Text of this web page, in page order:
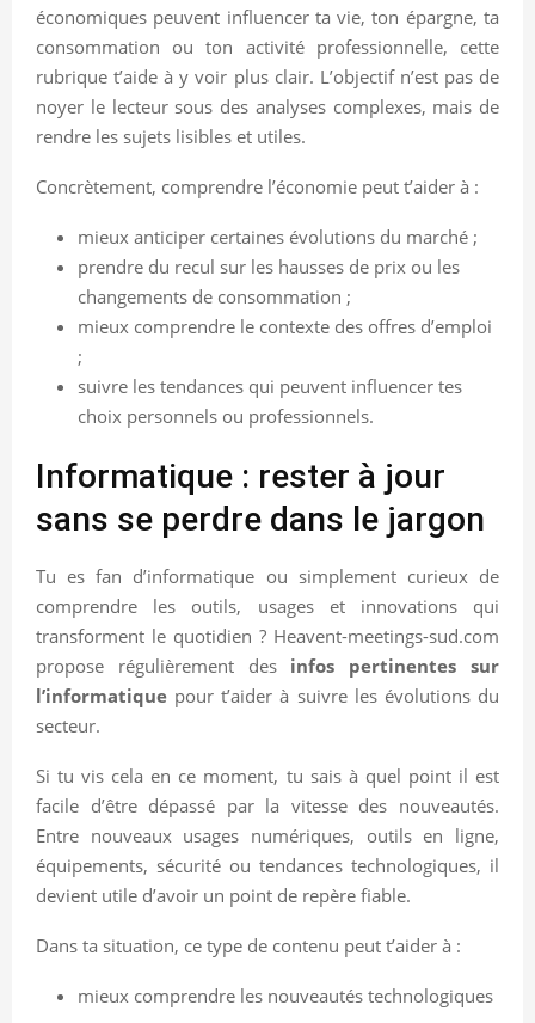
économiques peuvent influencer ta vie, ton épargne, ta
consommation ou ton activité professionnelle, cette
rubrique t’aide à y voir plus clair. L’objectif n’est pas de
noyer le lecteur sous des analyses complexes, mais de
rendre les sujets lisibles et utiles.
Concrètement, comprendre l’économie peut t’aider à :
mieux anticiper certaines évolutions du marché ;
prendre du recul sur les hausses de prix ou les
changements de consommation ;
mieux comprendre le contexte des offres d’emploi
;
suivre les tendances qui peuvent influencer tes
choix personnels ou professionnels.
Informatique : rester à jour
sans se perdre dans le jargon
Tu es fan d’informatique ou simplement curieux de
comprendre les outils, usages et innovations qui
transforment le quotidien ? Heavent-meetings-sud.com
propose régulièrement des infos pertinentes sur
l’informatique pour t’aider à suivre les évolutions du
secteur.
Si tu vis cela en ce moment, tu sais à quel point il est
facile d’être dépassé par la vitesse des nouveautés.
Entre nouveaux usages numériques, outils en ligne,
équipements, sécurité ou tendances technologiques, il
devient utile d’avoir un point de repère fiable.
Dans ta situation, ce type de contenu peut t’aider à :
mieux comprendre les nouveautés technologiques